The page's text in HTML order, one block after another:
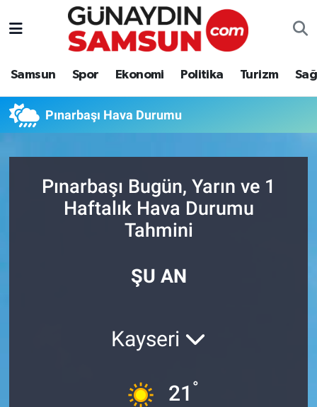
Samsun Spor Ekonomi Politika Turizm
Pınarbaşı Hava Durumu
Pınarbaşı Bugün, Yarın ve 1
Haftalık Hava Durumu
Tahmini
ŞU AN
Kayseri
21 °
Samsun
Turizm
Nöbetçi Eczaneler
Trafik Durumu
Tüm Manşetler
Son Dakika Haberleri